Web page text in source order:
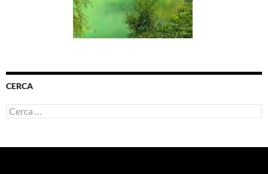
CERCA
Ricerca
per: